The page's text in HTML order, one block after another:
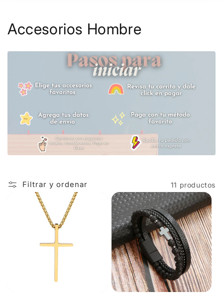
C
o
n
Accesorios Hombre
Filtrar y ordenar 11 productos